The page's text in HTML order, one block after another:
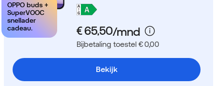
OPPO buds +
SuperVOOC
snellader
cadeau.
Bijbetaling toestel € 0,00
Bekijk